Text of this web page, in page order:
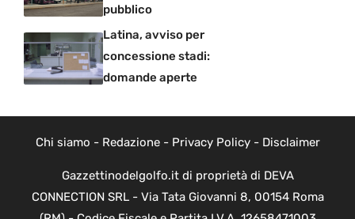
pubblico
Latina, avviso per
concessione stadi:
domande aperte
Chi siamo - Redazione- Privacy Policy- Disclaimer
Gazzettinodelgolfo.it di proprietà di DEVA
CONNECTION SRL - Via Tata Giovanni 8, 00154 Roma